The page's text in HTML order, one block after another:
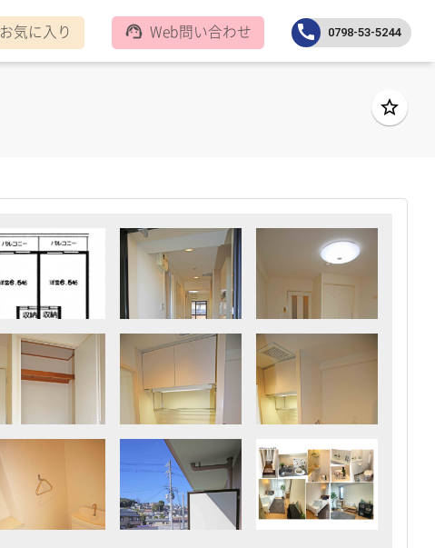
お気に入り support_agent Web問い合わせ call 0798-53-5244
star_border